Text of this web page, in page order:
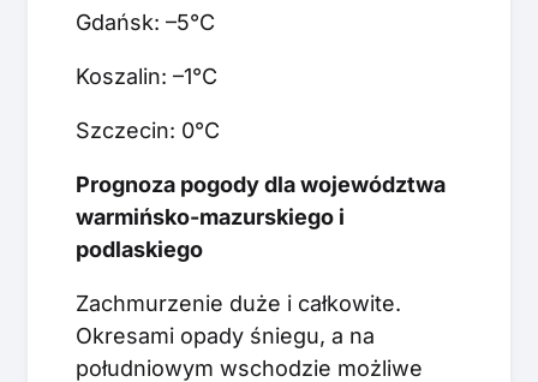
Gdańsk: –5°C
Koszalin: –1°C
Szczecin: 0°C
Prognoza pogody dla województwa
warmińsko-mazurskiego i
podlaskiego
Zachmurzenie duże i całkowite.
Okresami opady śniegu, a na
południowym wschodzie możliwe